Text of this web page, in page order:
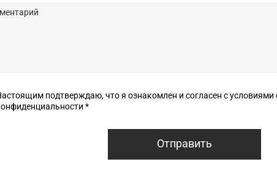
подтверждаю, что я ознакомлен и согласен с условиями оферты и политики
конфиденциальности *
Отправить